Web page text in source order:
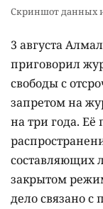
Скриншот данных
3 августа
приговорил
свободы с
запретом на
на три года.
составляющих
закрытом
дело связано